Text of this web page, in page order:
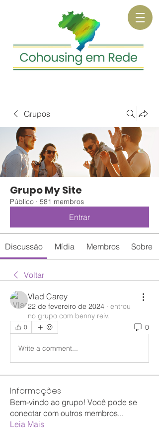
Grupos
Grupo My Site
Público · 581 membros
Entrar
Discussão Mídia Membros Sobre
Voltar
Vlad Carey
22 de fevereiro de 2024 · entrou
no grupo com benny reiv.
0 0
Write a comment...
Informações
Bem-vindo ao grupo! Você pode se
conectar com outros membros...
Leia Mais